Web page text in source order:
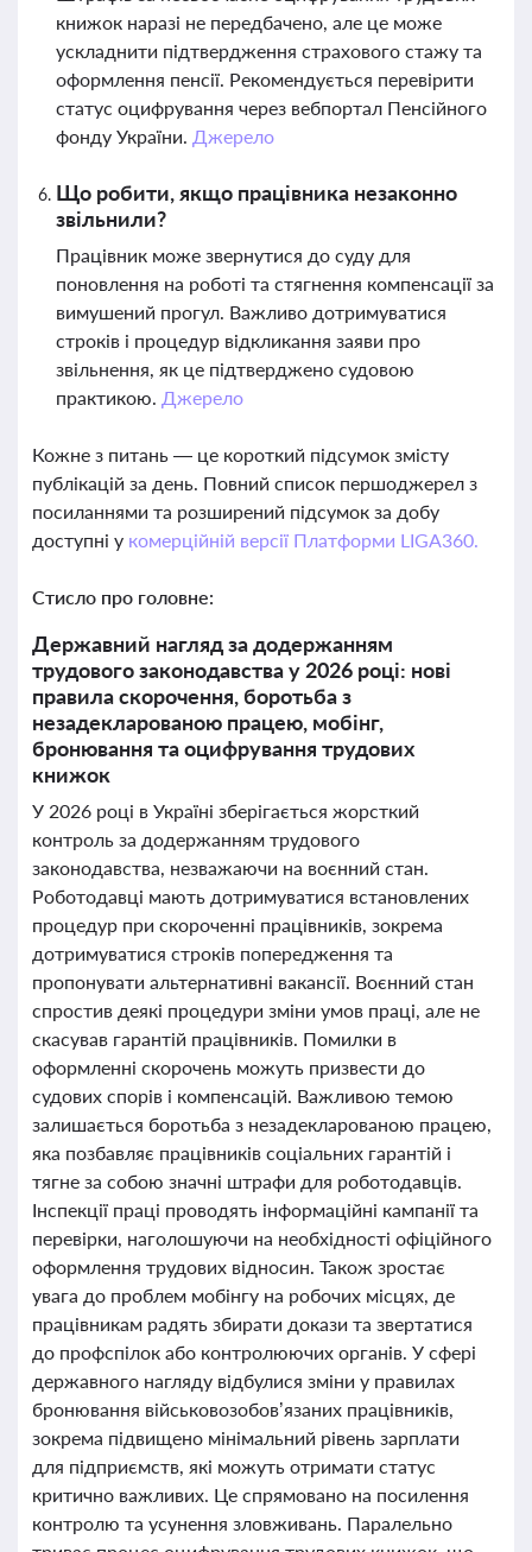
книжок наразі не передбачено, але це може
ускладнити підтвердження страхового стажу та
оформлення пенсії. Рекомендується перевірити
статус оцифрування через вебпортал Пенсійного
фонду України. Джерело
Що робити, якщо працівника незаконно
звільнили?
Працівник може звернутися до суду для
поновлення на роботі та стягнення компенсації за
вимушений прогул. Важливо дотримуватися
строків і процедур відкликання заяви про
звільнення, як це підтверджено судовою
практикою. Джерело
Кожне з питань — це короткий підсумок змісту
публікацій за день. Повний список першоджерел з
посиланнями та розширений підсумок за добу
доступні у комерційній версії Платформи LIGA360.
Стисло про головне:
Державний нагляд за додержанням
трудового законодавства у 2026 році: нові
правила скорочення, боротьба з
незадекларованою працею, мобінг,
бронювання та оцифрування трудових
книжок
У 2026 році в Україні зберігається жорсткий
контроль за додержанням трудового
законодавства, незважаючи на воєнний стан.
Роботодавці мають дотримуватися встановлених
процедур при скороченні працівників, зокрема
дотримуватися строків попередження та
пропонувати альтернативні вакансії. Воєнний стан
спростив деякі процедури зміни умов праці, але не
скасував гарантій працівників. Помилки в
оформленні скорочень можуть призвести до
судових спорів і компенсацій. Важливою темою
залишається боротьба з незадекларованою працею,
яка позбавляє працівників соціальних гарантій і
тягне за собою значні штрафи для роботодавців.
Інспекції праці проводять інформаційні кампанії та
перевірки, наголошуючи на необхідності офіційного
оформлення трудових відносин. Також зростає
увага до проблем мобінгу на робочих місцях, де
працівникам радять збирати докази та звертатися
до профспілок або контролюючих органів. У сфері
державного нагляду відбулися зміни у правилах
бронювання військовозобов’язаних працівників,
зокрема підвищено мінімальний рівень зарплати
для підприємств, які можуть отримати статус
критично важливих. Це спрямовано на посилення
контролю та усунення зловживань. Паралельно